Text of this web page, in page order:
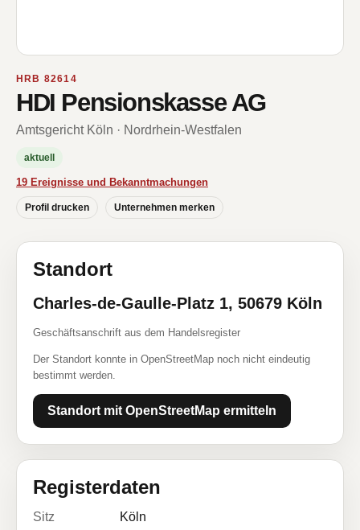
HRB 82614
HDI Pensionskasse AG
Amtsgericht Köln · Nordrhein-Westfalen
aktuell
19 Ereignisse und Bekanntmachungen
Profil drucken Unternehmen merken
Standort
Charles-de-Gaulle-Platz 1, 50679 Köln
Geschäftsanschrift aus dem Handelsregister
Der Standort konnte in OpenStreetMap noch nicht eindeutig
bestimmt werden.
Standort mit OpenStreetMap ermitteln
Registerdaten
Sitz
Köln